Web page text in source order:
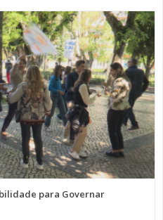
para Governar